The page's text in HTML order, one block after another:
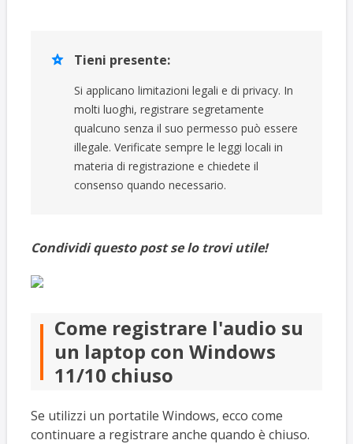
 Tieni presente:
Si applicano limitazioni legali e di privacy. In
molti luoghi, registrare segretamente
qualcuno senza il suo permesso può essere
illegale. Verificate sempre le leggi locali in
materia di registrazione e chiedete il
consenso quando necessario.
Condividi questo post se lo trovi utile!
Come registrare l'audio su
un laptop con Windows
11/10 chiuso
Se utilizzi un portatile Windows, ecco come
continuare a registrare anche quando è chiuso.